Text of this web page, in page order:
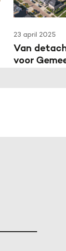
23 april 2025
Van
voor